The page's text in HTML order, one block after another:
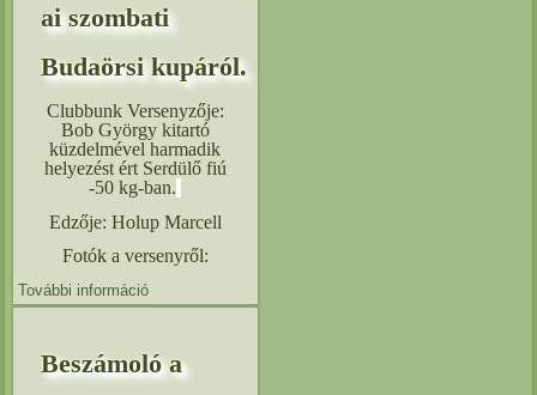
ai szombati
Budaörsi kupáról.
Clubbunk Versenyzője:
Bob György kitartó
küzdelmével harmadik
helyezést ért Serdülő fiú
-50 kg-ban.
Edzője: Holup Marcell
Fotók a versenyről:
További információ
tartalommal kapcsolatosan
Beszámoló a